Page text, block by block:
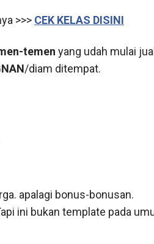
>>> CEK KELAS DISINI
temen yang udah mulai
/diam ditempat.
apalagi bonus-bonusan.
ini bukan template pada